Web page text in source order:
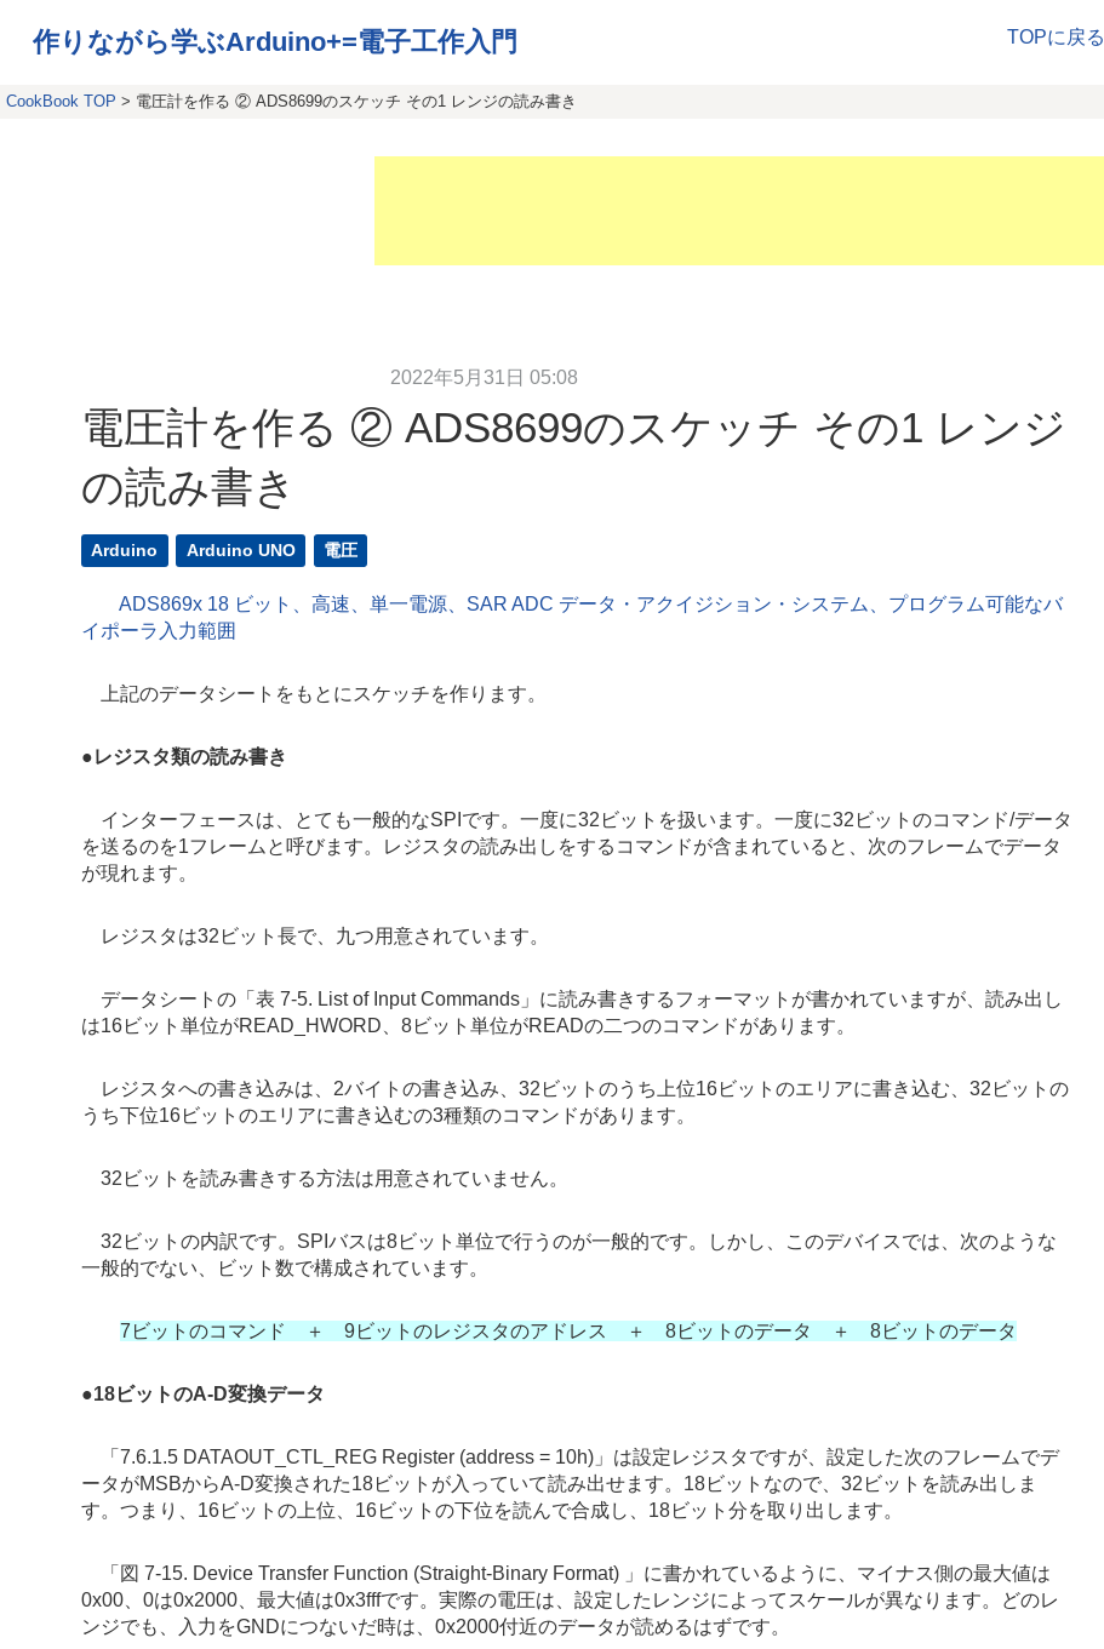
TOPに戻る
作りながら学ぶArduino+=電子工作入門
CookBook TOP > 電圧計を作る ② ADS8699のスケッチ その1 レンジの読み書き
2022年5月31日 05:08
電圧計を作る ② ADS8699のスケッチ その1 レンジ
の読み書き
Arduino Arduino UNO 電圧
ADS869x 18 ビット、高速、単一電源、SAR ADC データ・アクイジション・システム、プログラム可能なバ
イポーラ入力範囲
上記のデータシートをもとにスケッチを作ります。
●レジスタ類の読み書き
インターフェースは、とても一般的なSPIです。一度に32ビットを扱います。一度に32ビットのコマンド/データ
を送るのを1フレームと呼びます。レジスタの読み出しをするコマンドが含まれていると、次のフレームでデータ
が現れます。
レジスタは32ビット長で、九つ用意されています。
データシートの「表 7-5. List of Input Commands」に読み書きするフォーマットが書かれていますが、読み出し
は16ビット単位がREAD_HWORD、8ビット単位がREADの二つのコマンドがあります。
レジスタへの書き込みは、2バイトの書き込み、32ビットのうち上位16ビットのエリアに書き込む、32ビットの
うち下位16ビットのエリアに書き込むの3種類のコマンドがあります。
32ビットを読み書きする方法は用意されていません。
32ビットの内訳です。SPIバスは8ビット単位で行うのが一般的です。しかし、このデバイスでは、次のような
一般的でない、ビット数で構成されています。
7ビットのコマンド ＋ 9ビットのレジスタのアドレス ＋ 8ビットのデータ ＋ 8ビットのデータ
●18ビットのA-D変換データ
「7.6.1.5 DATAOUT_CTL_REG Register (address = 10h)」は設定レジスタですが、設定した次のフレームでデ
ータがMSBからA-D変換された18ビットが入っていて読み出せます。18ビットなので、32ビットを読み出しま
す。つまり、16ビットの上位、16ビットの下位を読んで合成し、18ビット分を取り出します。
「図 7-15. Device Transfer Function (Straight-Binary Format) 」に書かれているように、マイナス側の最大値は
0x00、0は0x2000、最大値は0x3fffです。実際の電圧は、設定したレンジによってスケールが異なります。どのレ
ンジでも、入力をGNDにつないだ時は、0x2000付近のデータが読めるはずです。